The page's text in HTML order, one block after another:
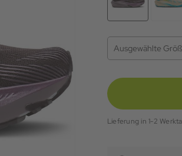
Ausgewählte
Lieferung in 1-2